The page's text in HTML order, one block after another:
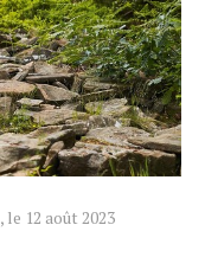
, le 12 août 2023